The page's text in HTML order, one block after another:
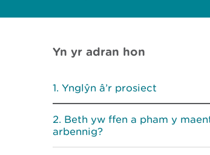
Yn yr adran hon
Ynglŷn â’r prosiect
Beth yw ffen a pham y
arbennig?